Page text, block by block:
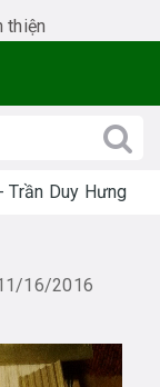
Trần Duy Hưng
16/2016